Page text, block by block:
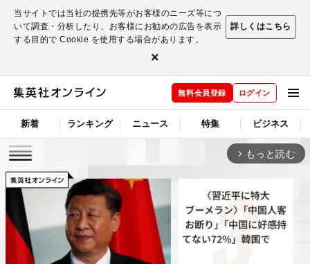
当サイトでは当社の提携先等がお客様のニーズ等につ
いて調査・分析したり、お客様にお勧めの広告を表示
する目的で Cookie を使用する場合があります。
詳しくはこちら
×
無料会員登録 ログイン
新着 ランキング ニュース 特集 ビジネス
arrow_forward_ios もっと読む